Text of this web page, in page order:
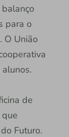
para o
O União
de
Futuro.